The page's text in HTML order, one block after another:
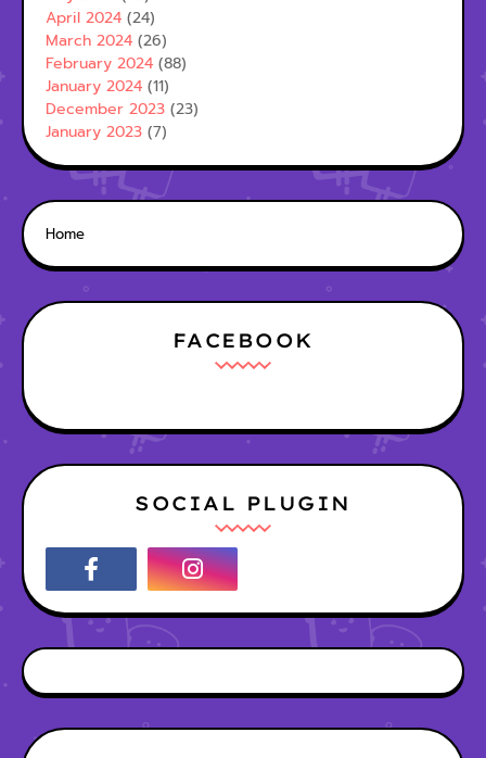
April 2024 (24)
March 2024 (26)
February 2024 (88)
January 2024 (11)
December 2023 (23)
January 2023 (7)
Home
FACEBOOK
SOCIAL PLUGIN